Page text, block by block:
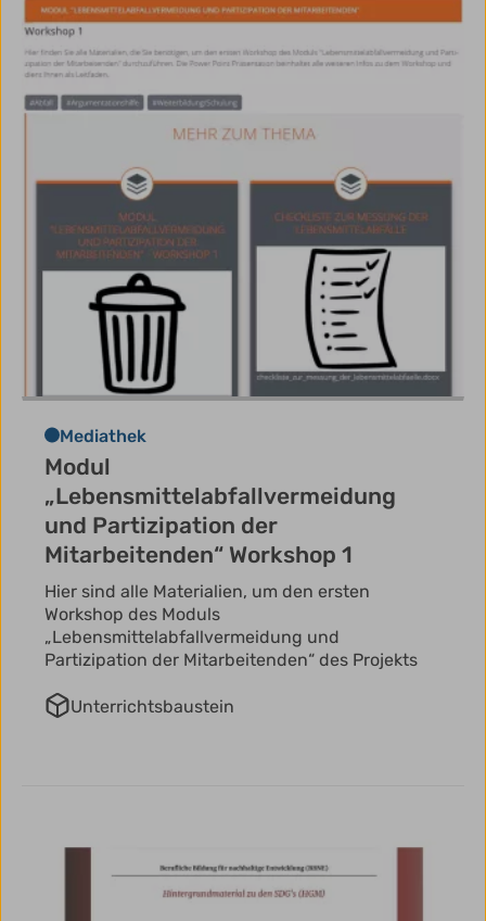
Mediathek
Modul
„Lebensmittelabfallvermeidung
und Partizipation der
Mitarbeitenden“ Workshop 1
Hier sind alle Materialien, um den ersten
Workshop des Moduls
„Lebensmittelabfallvermeidung und
Partizipation der Mitarbeitenden“ des Projekts
Unterrichtsbaustein